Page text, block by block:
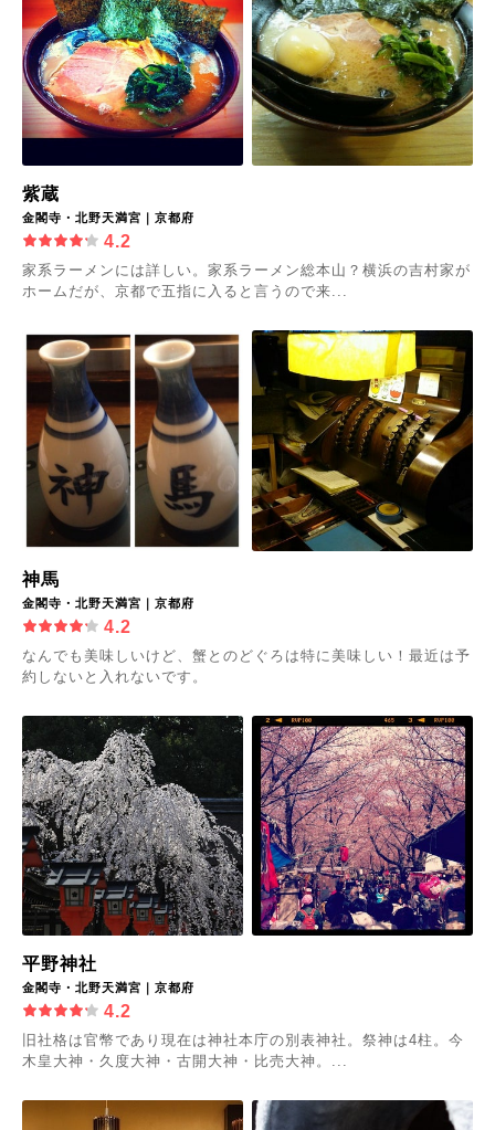
紫蔵
金閣寺・北野天満宮｜京都府
4.2
家系ラーメンには詳しい。家系ラーメン総本山？横浜の吉村家が
ホームだが、京都で五指に入ると言うので来...
神馬
金閣寺・北野天満宮｜京都府
4.2
なんでも美味しいけど、蟹とのどぐろは特に美味しい！最近は予
約しないと入れないです。
平野神社
金閣寺・北野天満宮｜京都府
4.2
旧社格は官幣であり現在は神社本庁の別表神社。祭神は4柱。今
木皇大神・久度大神・古開大神・比売大神。...